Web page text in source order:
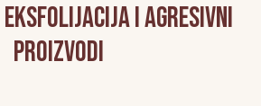
eksfolijacija i agresivni
proizvodi